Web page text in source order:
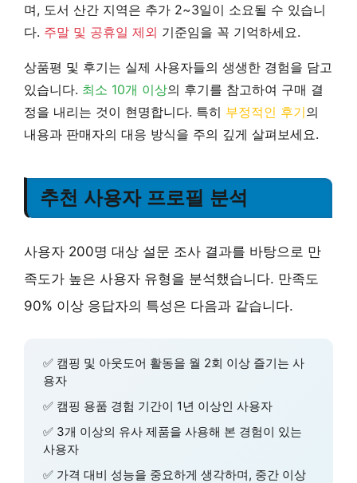
며, 도서 산간 지역은 추가 2~3일이 소요될 수 있습니
다. 주말 및 공휴일 제외 기준임을 꼭 기억하세요.
상품평 및 후기는 실제 사용자들의 생생한 경험을 담고
있습니다. 최소 10개 이상의 후기를 참고하여 구매 결
정을 내리는 것이 현명합니다. 특히 부정적인 후기의
내용과 판매자의 대응 방식을 주의 깊게 살펴보세요.
추천 사용자 프로필 분석
사용자 200명 대상 설문 조사 결과를 바탕으로 만
족도가 높은 사용자 유형을 분석했습니다. 만족도
90% 이상 응답자의 특성은 다음과 같습니다.
✅ 캠핑 및 아웃도어 활동을 월 2회 이상 즐기는 사
용자
✅ 캠핑 용품 경험 기간이 1년 이상인 사용자
✅ 3개 이상의 유사 제품을 사용해 본 경험이 있는
사용자
✅ 가격 대비 성능을 중요하게 생각하며, 중간 이상